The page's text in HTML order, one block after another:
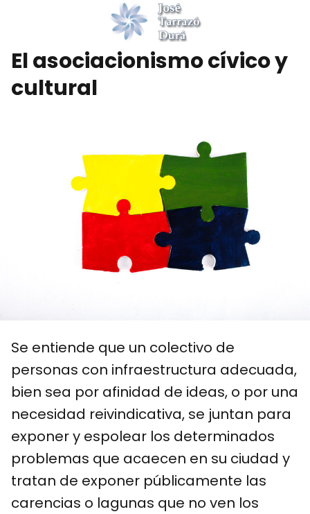
El asociacionismo cívico y
cultural
Se entiende que un colectivo de
personas con infraestructura adecuada,
bien sea por afinidad de ideas, o por una
necesidad reivindicativa, se juntan para
exponer y espolear los determinados
problemas que acaecen en su ciudad y
tratan de exponer públicamente las
carencias o lagunas que no ven los